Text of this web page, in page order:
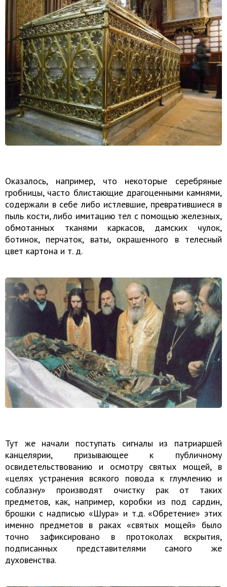
Оказалось, например, что некоторые серебряные
гробницы, часто блистающие драгоценными камнями,
содержали в себе либо истлевшие, превратившиеся в
пыль кости, либо имитацию тел с помощью железных,
обмотанных тканями каркасов, дамских чулок,
ботинок, перчаток, ваты, окрашенного в телесный
цвет картона и т. д.
Тут же начали поступать сигналы из патриаршей
канцелярии, призывающее к публичному
освидетельствованию и осмотру святых мощей, в
«целях устранения всякого повода к глумлению и
соблазну» производят очистку рак от таких
предметов, как, например, коробки из под сардин,
брошки с надписью «Шура» и т.д. «Обретение» этих
именно предметов в раках «святых мощей» было
точно зафиксировано в протоколах вскрытия,
подписанных представителями самого же
духовенства.